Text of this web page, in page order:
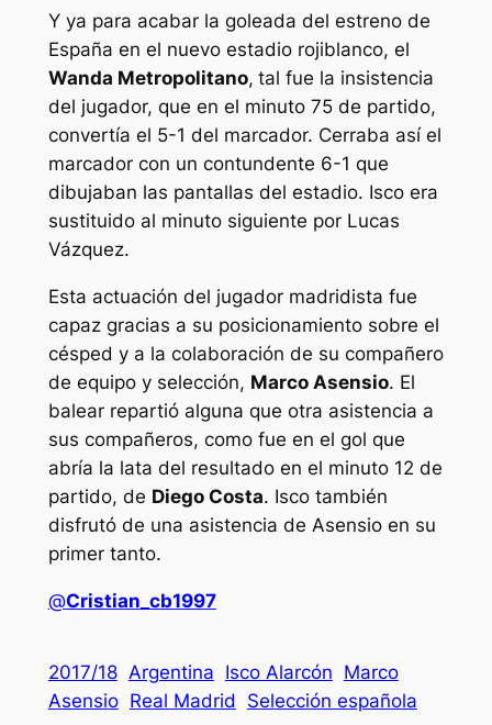
Y ya para acabar la goleada del estreno de
España en el nuevo estadio rojiblanco, el
Wanda Metropolitano, tal fue la insistencia
del jugador, que en el minuto 75 de partido,
convertía el 5-1 del marcador. Cerraba así el
marcador con un contundente 6-1 que
dibujaban las pantallas del estadio. Isco era
sustituido al minuto siguiente por Lucas
Vázquez.
Esta actuación del jugador madridista fue
capaz gracias a su posicionamiento sobre el
césped y a la colaboración de su compañero
de equipo y selección, Marco Asensio. El
balear repartió alguna que otra asistencia a
sus compañeros, como fue en el gol que
abría la lata del resultado en el minuto 12 de
partido, de Diego Costa. Isco también
disfrutó de una asistencia de Asensio en su
primer tanto.
@Cristian_cb1997
2017/18 Argentina Isco Alarcón Marco
Asensio Real Madrid Selección española